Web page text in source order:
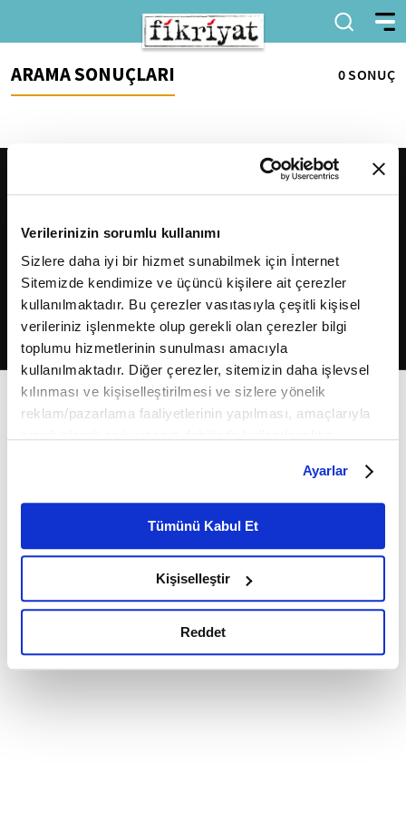
Verilerinizin sorumlu kullanımı
Sizlere daha iyi bir hizmet sunabilmek için İnternet
Sitemizde kendimize ve üçüncü kişilere ait çerezler
kullanılmaktadır. Bu çerezler vasıtasıyla çeşitli kişisel
verileriniz işlenmekte olup gerekli olan çerezler bilgi
toplumu hizmetlerinin sunulması amacıyla
kullanılmaktadır. Diğer çerezler, sitemizin daha işlevsel
kılınması ve kişiselleştirilmesi ve sizlere yönelik
reklam/pazarlama faaliyetlerinin yapılması, amaçlarıyla
belirleyebilirsiniz. Çerezlere ilişkin detaylı bilgi için
Ayarlar butonuna tıklayabilir,Çerez Bilgilendirme
Metnimizi ziyaret edebilirsiniz.
6698 sayılı Kişisel Verilerin Korunması Kanunu uyarınca
okumak ve sitemizi ziyaretiniz kapsamında
gerçekleştirilen veri işleme faaliyetleri ile ilgili daha
detaylı bilgi almak için lütfentıklayınız.
Ayarlar
Tümünü Kabul Et
Kişiselleştir
Reddet
ARAMA SONUÇLARI 0 SONUÇ
2026Fikriyat. Tüm hakları saklıdır.